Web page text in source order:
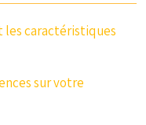
les caractéristiques
sur votre